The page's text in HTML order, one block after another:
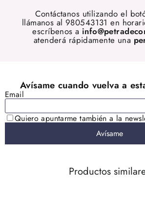
Contáctanos utilizando el
llámanos al 980543131 en
escríbenos a
atenderá rápidamente una
Productos